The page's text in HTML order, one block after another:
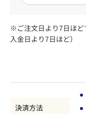
※ご注文日より7日ほど
入金日より7日ほど）
決済方法